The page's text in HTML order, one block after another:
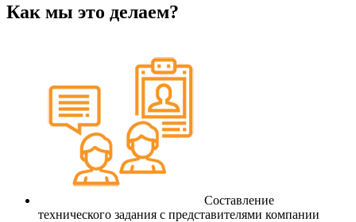
Как мы это делаем?
Составление
технического задания с представителями компании